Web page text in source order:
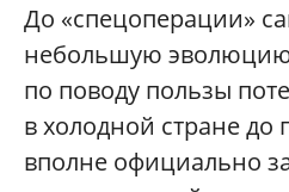
До «спецоперации»
небольшую
по поводу пользы
в холодной стране до
вполне официально